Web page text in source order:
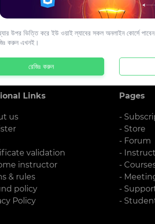
Links
us
validation
instructor
& rules
policy
Policy
Pages
-
- Store
- Forum
-
-
-
-
-
উপর ভিত্তি করে ইউ ওয়াই ল্যাবের সকল অনলাইন কোর্সে
করুন এখনই।
রেজিঃ করুন